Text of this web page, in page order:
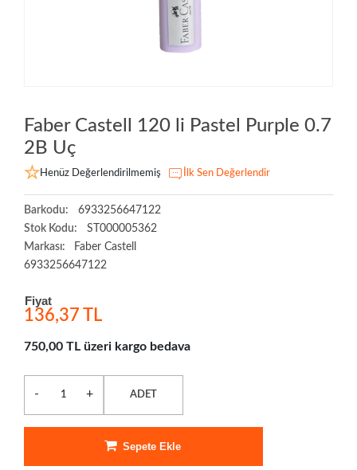
Faber Castell 120 li Pastel Purple 0.7
2B Uç
Henüz Değerlendirilmemiş İlk Sen Değerlendir
Barkodu:
6933256647122
Stok Kodu:
ST000005362
Markası:
Faber Castell
6933256647122
Fiyat
136,37 TL
750,00 TL üzeri kargo bedava
- + ADET
Sepete Ekle